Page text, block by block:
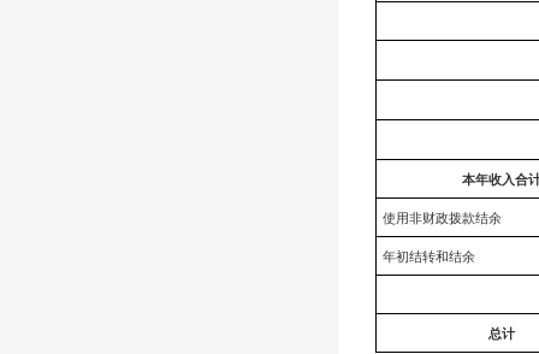
本年收入合
使用非财政拨款结余
年初结转和结余
总计